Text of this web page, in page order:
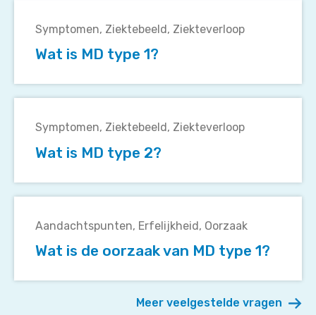
type
Symptomen Ziektebeeld Ziekteverloop
Wat is MD type 1?
type
Symptomen Ziektebeeld Ziekteverloop
Wat is MD type 2?
oorzaak
Aandachtspunten Erfelijkheid Oorzaak
Wat is de oorzaak van MD type 1?
Meer veelgestelde vragen